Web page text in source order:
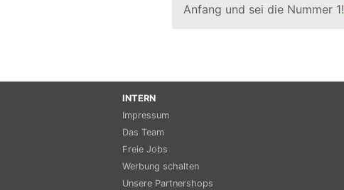
Anfang und sei die Nummer 1!
INTERN
Impressum
Das Team
Freie Jobs
Werbung schalten
Unsere Partnershops